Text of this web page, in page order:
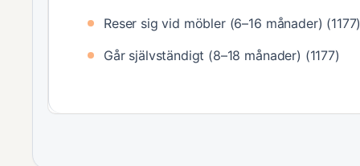
Reser sig vid möbler (6–16 månader)
Går självständigt (8–18 månader) (1177)